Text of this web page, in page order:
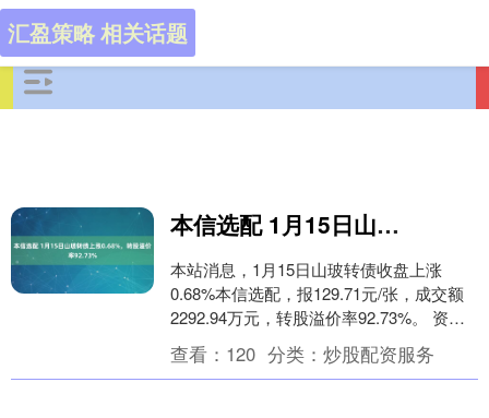
汇盈策略 相关话题
本信选配 1月15日山玻转债上涨0.68%，转股溢价率92.73%
本站消息，1月15日山玻转债收盘上涨
0.68%本信选配，报129.71元/张，成交额
2292.94万元，转股溢价率92.73%。 资料
显示，山玻转债信用级别为“....
查看： 120 分类： 炒股配资服务